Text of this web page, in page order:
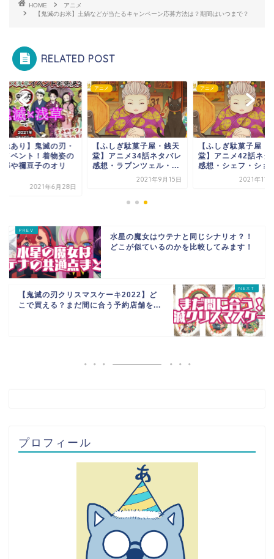
HOME
アニメ
【鬼滅のお米】土鍋などが当たるキャンペーン応募方法は？期間はいつまで？
RELATED POST
像あり】鬼滅の刃・
イベント！着物姿の
郎や禰豆子のオリ
2021年6月28日
アニメ
【ふしぎ駄菓子屋・銭天
堂】アニメ34話ネタバレ
感想・ラプンツェル・...
2021年9月15日
アニメ
【ふしぎ駄菓子屋・
堂】アニメ42話ネタ
感想・シェフ・ショ
2021年11
水星の魔女はウテナと同じシナリオ？！
どこが似ているのかを比較してみます！
【鬼滅の刃クリスマスケーキ2022】ど
こで買える？まだ間に合う予約店舗を...
プロフィール